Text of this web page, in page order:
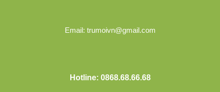
Email: trumoivn@gmail.com
Hotline: 0868.68.66.68